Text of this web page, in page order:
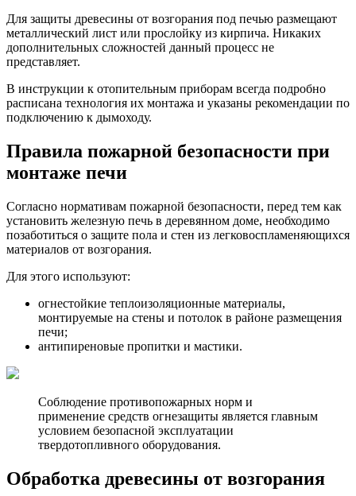
Для защиты древесины от возгорания под печью размещают
металлический лист или прослойку из кирпича. Никаких
дополнительных сложностей данный процесс не
представляет.
В инструкции к отопительным приборам всегда подробно
расписана технология их монтажа и указаны рекомендации по
подключению к дымоходу.
Правила пожарной безопасности при
монтаже печи
Согласно нормативам пожарной безопасности, перед тем как
установить железную печь в деревянном доме, необходимо
позаботиться о защите пола и стен из легковоспламеняющихся
материалов от возгорания.
Для этого используют:
огнестойкие теплоизоляционные материалы,
монтируемые на стены и потолок в районе размещения
печи;
антипиреновые пропитки и мастики.
Соблюдение противопожарных норм и
применение средств огнезащиты является главным
условием безопасной эксплуатации
твердотопливного оборудования.
Обработка древесины от возгорания